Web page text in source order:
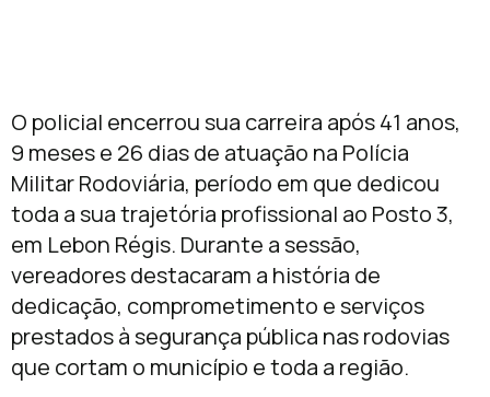
O policial encerrou sua carreira após 41 anos,
9 meses e 26 dias de atuação na Polícia
Militar Rodoviária, período em que dedicou
toda a sua trajetória profissional ao Posto 3,
em Lebon Régis. Durante a sessão,
vereadores destacaram a história de
dedicação, comprometimento e serviços
prestados à segurança pública nas rodovias
que cortam o município e toda a região.